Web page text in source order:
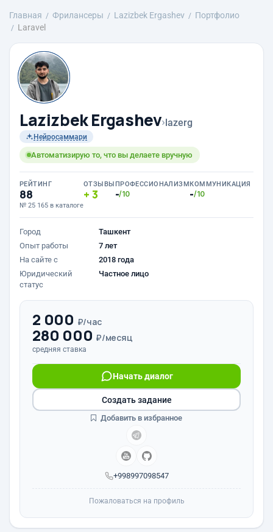
Главная Фрилансеры Lazizbek Ergashev
Портфолио
Laravel
Lazizbek Ergashev›lazerg
Нейросаммари
Автоматизирую то, что вы делаете вручную
РЕЙТИНГ
88
№ 25 165 в каталоге
ОТЗЫВЫ
3
ПРОФЕССИОНАЛИЗМ
-/10
КОММУНИКАЦИЯ
-/10
Город
Ташкент
Опыт работы
7 лет
На сайте с
2018 года
Юридический
статус
Частное лицо
2 000 ₽/час
280 000 ₽/месяц
средняя ставка
+998997098547
Начать диалог
Создать задание
Добавить в избранное
Пожаловаться на профиль